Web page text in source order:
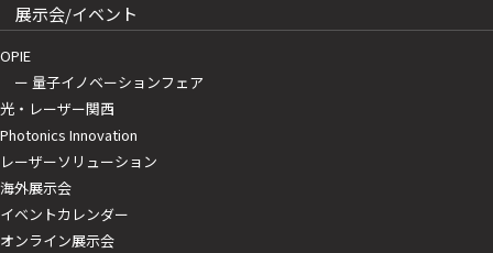
展示会/イベント
OPIE
ー 量子イノベーションフェア
光・レーザー関西
Photonics Innovation
レーザーソリューション
海外展示会
イベントカレンダー
オンライン展示会